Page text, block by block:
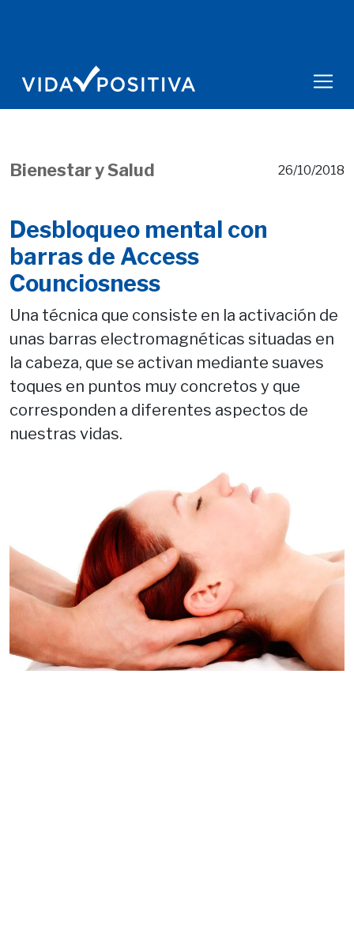
Bienestar y Salud 26/10/2018
Desbloqueo mental con
barras de Access
Counciosness
Una técnica que consiste en la activación de
unas barras electromagnéticas situadas en
la cabeza, que se activan mediante suaves
toques en puntos muy concretos y que
corresponden a diferentes aspectos de
nuestras vidas.